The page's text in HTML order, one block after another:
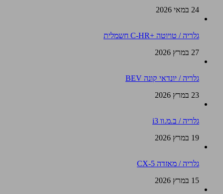
24 במאי 2026
גלריה / טויוטה +C-HR חשמלית
27 במרץ 2026
גלריה / יונדאי קונה BEV
23 במרץ 2026
גלריה / ב.מ.וו i3
19 במרץ 2026
גלריה / מאזדה CX-5
15 במרץ 2026